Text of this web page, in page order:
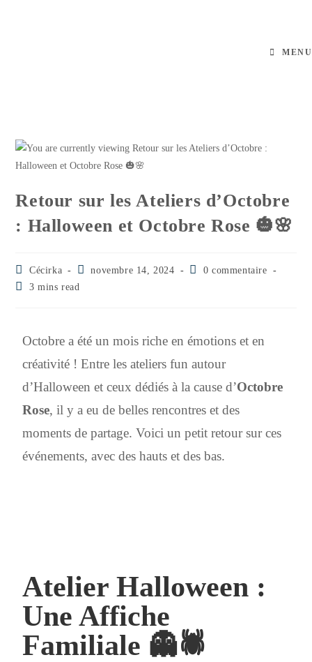
MENU
Retour sur les Ateliers d’Octobre
: Halloween et Octobre Rose 🎃🌸
Cécirka novembre 14, 2024
0 commentaire
3 mins read
Octobre a été un mois riche en émotions et en
créativité ! Entre les ateliers fun autour
d’Halloween et ceux dédiés à la cause d’Octobre
Rose, il y a eu de belles rencontres et des
moments de partage. Voici un petit retour sur ces
événements, avec des hauts et des bas.
Atelier Halloween :
Une Affiche
Familiale 👻🕷️